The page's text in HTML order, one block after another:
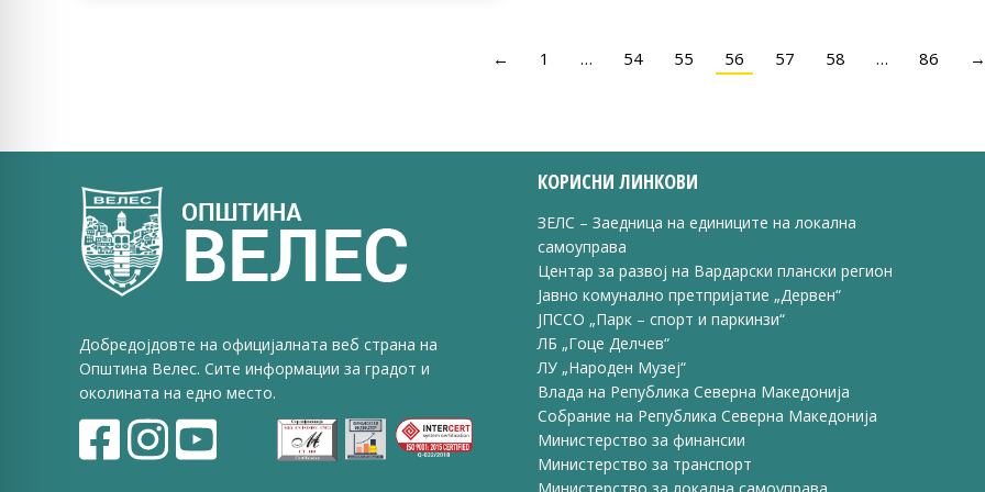
← 1 … 54 55 56 57 58 … 86 →
Добредојдовте на официјалната веб страна на
Општина Велес. Сите информации за градот и
околината на едно место.
КОРИСНИ ЛИНКОВИ
ЗЕЛС – Заедница на единиците на локална
самоуправа
Центар за развој на Вардарски плански регион
Јавно комунално претпријатие „Дервен“
ЈПССО „Парк – спорт и паркинзи“
ЛБ „Гоце Делчев“
ЛУ „Народен Музеј“
Влада на Република Северна Македонија
Собрание на Република Северна Македонија
Министерство за финансии
Министерство за транспорт